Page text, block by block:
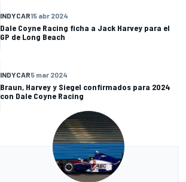
INDYCAR15 abr 2024
Dale Coyne Racing ficha a Jack Harvey para el
GP de Long Beach
INDYCAR5 mar 2024
Braun, Harvey y Siegel confirmados para 2024
con Dale Coyne Racing